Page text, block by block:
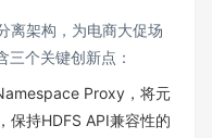
离架构，为电商大促场
个关键创新点：
Proxy，将元
保持HDFS API兼容性的